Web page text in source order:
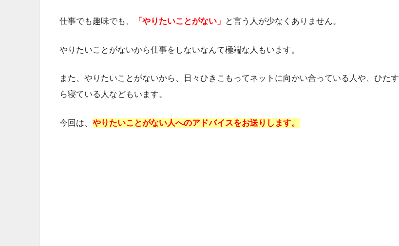
仕事でも趣味でも、 「やりたいことがない」 と言う人が少なくありません。
やりたいことがないから仕事をしないなんて極端な人もいます。
また、やりたいことがないから、日々ひきこもってネットに向かい合っている人や、ひたす
ら寝ている人などもいます。
今回は、 やりたいことがない人へのアドバイスをお送りします。